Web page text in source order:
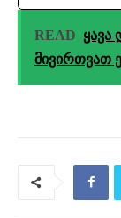
READ
მივირთვათ